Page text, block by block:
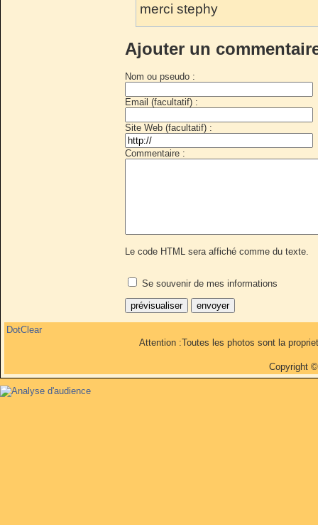
merci stephy
Ajouter un
Nom ou pseudo :
Email (facultatif) :
Site Web (facultatif) :
Commentaire :
Le code HTML sera affiché comme du texte.
Se souvenir de mes informations
DotClear
Attention :Toutes les photos sont la
Copyright